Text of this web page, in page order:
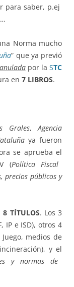
para saber, p.ej
Norma mucho
” que ya previó
por laSTC
en 7 LIBROS.
Grales,Agencia
ya fueron
se aprueba el
(Política Fiscal
precios públicos y
8 TÍTULOS. Los 3
IP e ISD), otros 4
Juego, medios de
y el
y normas de